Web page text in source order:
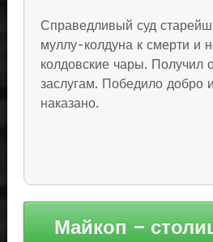
Справедливый суд
муллу-колдуна к смерти и
колдовские чары. Получил
заслугам. Победило добро
наказано.
Навигация
Майкоп –